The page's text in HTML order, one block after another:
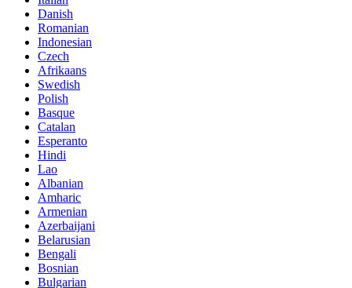
Danish
Romanian
Indonesian
Czech
Afrikaans
Swedish
Polish
Basque
Catalan
Esperanto
Hindi
Lao
Albanian
Amharic
Armenian
Azerbaijani
Belarusian
Bengali
Bosnian
Bulgarian